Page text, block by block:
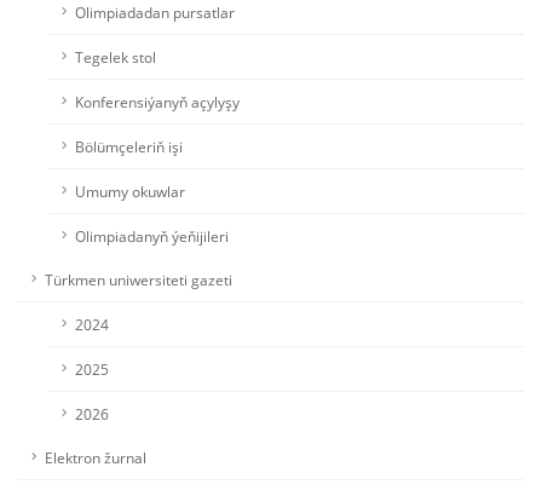
Olimpiadadan pursatlar
Tegelek stol
Konferensiýanyň açylyşy
Bölümçeleriň işi
Umumy okuwlar
Olimpiadanyň ýeňijileri
Türkmen uniwersiteti gazeti
2024
2025
2026
Elektron žurnal